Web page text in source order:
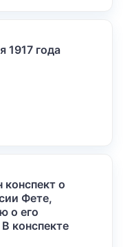
1917 года
о
Фете,
о его
конспекте